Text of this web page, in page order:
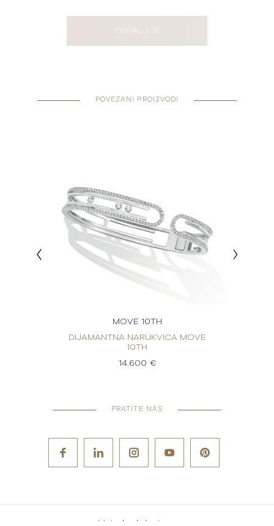
POŠALJITE
POVEZANI PROIZVODI
MOVE 10TH
DIJAMANTNA NARUKVICA MOVE
10TH
14.600 €
PRATITE NAS